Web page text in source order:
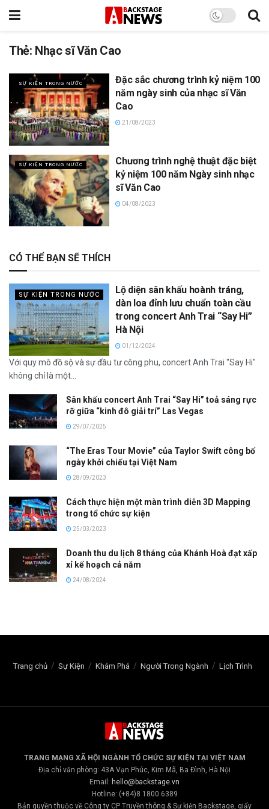
Thẻ: Nhạc sĩ Văn Cao
SỰ KIỆN TRONG NƯỚC
Đặc sắc chương trình kỷ niệm 100
năm ngày sinh của nhạc sĩ Văn
Cao
21/08/2023
SỰ KIỆN TRONG NƯỚC
Chương trình nghệ thuật đặc biệt
kỷ niệm 100 năm Ngày sinh nhạc
sĩ Văn Cao
04/08/2023
CÓ THỂ BẠN SẼ THÍCH
SỰ KIỆN TRONG NƯỚC
Lộ diện sân khấu hoành tráng,
dàn loa đỉnh lưu chuẩn toàn cầu
trong concert Anh Trai “Say Hi”
Hà Nội
01/12/2024
Với quy mô đồ sộ và sự đầu tư công phu, concert Anh Trai "Say Hi"
không chỉ là một...
Sân khấu concert Anh Trai “Say Hi” toả sáng rực
rỡ giữa “kinh đô giải trí” Las Vegas
29/07/2025
“The Eras Tour Movie” của Taylor Swift công bố
ngày khởi chiếu tại Việt Nam
28/09/2023
Cách thực hiện một màn trình diễn 3D Mapping
trong tổ chức sự kiện
25/03/2023
Doanh thu du lịch 8 tháng của Khánh Hoà đạt xấp
xỉ kế hoạch cả năm
24/08/2024
Trang chủ Sự Kiện Khám Phá Người Trong Ngành Lịch Trình
TRANG MẠNG XÃ HỘI NGÀNH TỔ CHỨC SỰ KIỆN TẠI VIỆT NAM
Địa chỉ văn phòng: 43A Vạn Phúc, Kim Mã, Ba Đình, Hà Nội
Email: hello@backstage.vn
Hotline: (+84)8 1800 6389
Bản quyền thuộc về Công ty CP Truyền thông & Sự kiện Backstage, giấy